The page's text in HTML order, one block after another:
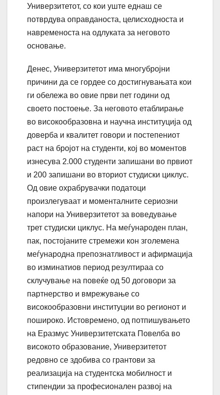
Универзитетот, со кои уште еднаш се
потврдува оправданоста, целисходноста и
навременоста на одлуката за неговото
основање.
Денес, Универзитетот има многубројни
причини да се гордее со достигнувањата кои
ги обележа во овие први пет години од
своето постоење. За неговото етаблирање
во високообразовна и научна институција од
доверба и квалитет говори и постепениот
раст на бројот на студенти, кој во моментов
изнесува 2.000 студенти запишани во првиот
и 200 запишани во вториот студиски циклус.
Од овие охрабрувачки податоци
произлегуваат и моменталните сериозни
напори на Универзитетот за воведување
трет студиски циклус. На меѓународен план,
пак, постојаните стремежи кон зголемена
меѓународна препознатливост и афирмација
во изминатиов период резултираа со
склучување на повеќе од 50 договори за
партнерство и вмрежување со
високообразовни институции во регионот и
пошироко. Истовремено, од потпишувањето
на Еразмус Универзитетската Повелба во
високото образование, Универзитетот
редовно се здобива со грантови за
реализација на студентска мобилност и
стипендии за професионален развој на